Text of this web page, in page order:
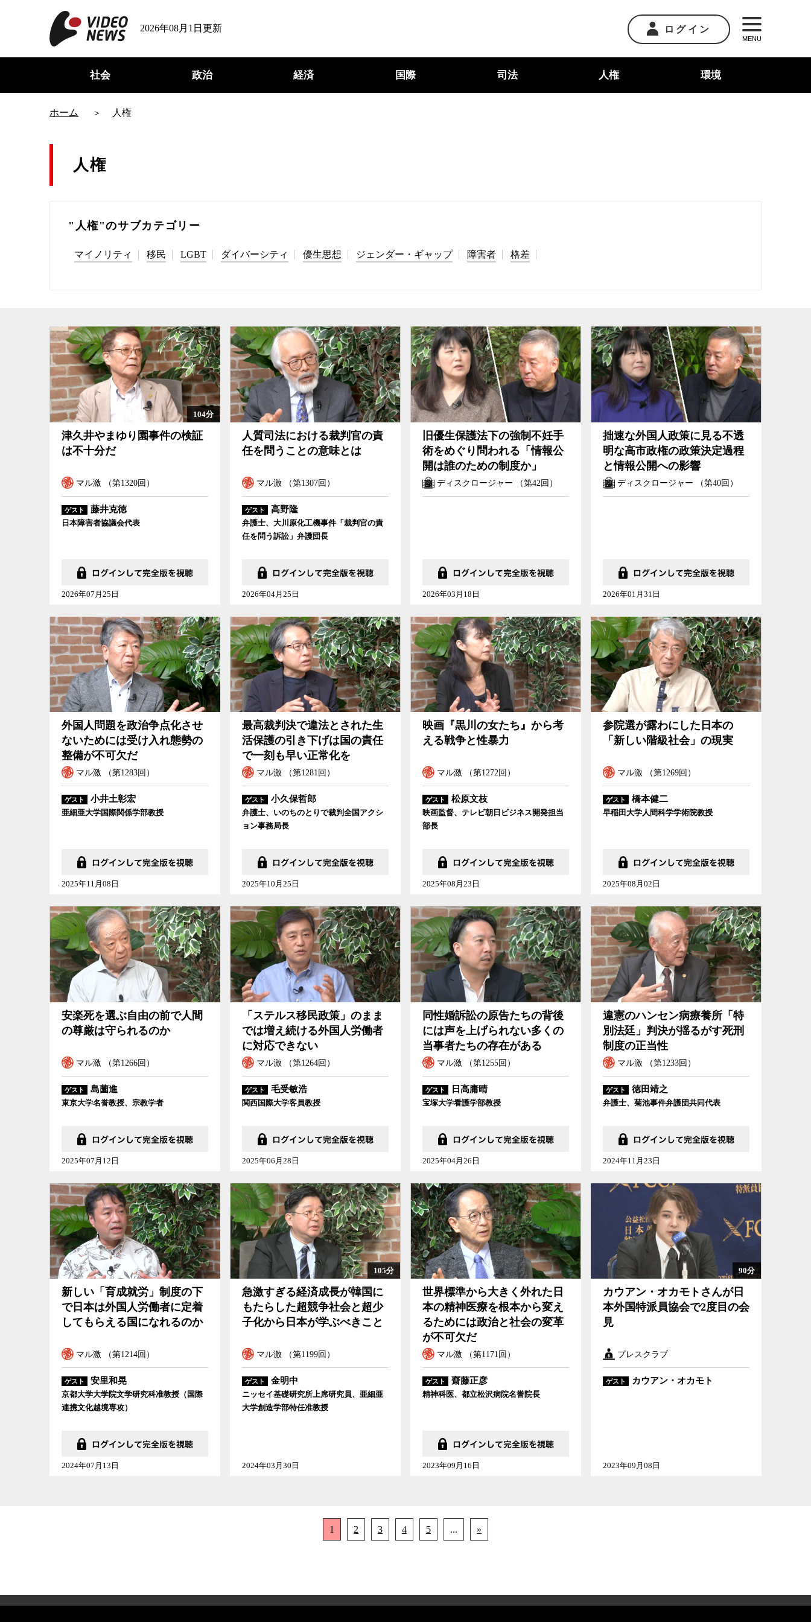
2026年08月1日更新 ログイン
MENU
社会 政治 経済 国際 司法 人権 環境
ホーム 人権
人権
"人権"のサブカテゴリー
マイノリティ 移民 LGBT ダイバーシティ 優生思想 ジェンダー・ギャップ 障害者 格差
104分
津久井やまゆり園事件の検証
は不十分だ
マル激 （第1320回）
ゲスト 藤井克徳
日本障害者協議会代表
2026年07月25日
人質司法における裁判官の責
任を問うことの意味とは
マル激 （第1307回）
ゲスト 高野隆
弁護士、大川原化工機事件「裁判官の責
任を問う訴訟」弁護団長
2026年04月25日
旧優生保護法下の強制不妊手
術をめぐり問われる「情報公
開は誰のための制度か」
ディスクロージャー （第42回）
2026年03月18日
拙速な外国人政策に見る不透
明な高市政権の政策決定過程
と情報公開への影響
ディスクロージャー （第40回）
2026年01月31日
外国人問題を政治争点化させ
ないためには受け入れ態勢の
整備が不可欠だ
マル激 （第1283回）
ゲスト 小井土彰宏
亜細亜大学国際関係学部教授
2025年11月08日
最高裁判決で違法とされた生
活保護の引き下げは国の責任
で一刻も早い正常化を
マル激 （第1281回）
ゲスト 小久保哲郎
弁護士、いのちのとりで裁判全国アクシ
ョン事務局長
2025年10月25日
映画『黒川の女たち』から考
える戦争と性暴力
マル激 （第1272回）
ゲスト 松原文枝
映画監督、テレビ朝日ビジネス開発担当
部長
2025年08月23日
参院選が露わにした日本の
「新しい階級社会」の現実
マル激 （第1269回）
ゲスト 橋本健二
早稲田大学人間科学学術院教授
2025年08月02日
安楽死を選ぶ自由の前で人間
の尊厳は守られるのか
マル激 （第1266回）
ゲスト 島薗進
東京大学名誉教授、宗教学者
2025年07月12日
「ステルス移民政策」のまま
では増え続ける外国人労働者
に対応できない
マル激 （第1264回）
ゲスト 毛受敏浩
関西国際大学客員教授
2025年06月28日
同性婚訴訟の原告たちの背後
には声を上げられない多くの
当事者たちの存在がある
マル激 （第1255回）
ゲスト 日高庸晴
宝塚大学看護学部教授
2025年04月26日
違憲のハンセン病療養所「特
別法廷」判決が揺るがす死刑
制度の正当性
マル激 （第1233回）
ゲスト 徳田靖之
弁護士、菊池事件弁護団共同代表
2024年11月23日
新しい「育成就労」制度の下
で日本は外国人労働者に定着
してもらえる国になれるのか
マル激 （第1214回）
ゲスト 安里和晃
京都大学大学院文学研究科准教授（国際
連携文化越境専攻）
2024年07月13日
105分
急激すぎる経済成長が韓国に
もたらした超競争社会と超少
子化から日本が学ぶべきこと
マル激 （第1199回）
ゲスト 金明中
ニッセイ基礎研究所上席研究員、亜細亜
大学創造学部特任准教授
2024年03月30日
世界標準から大きく外れた日
本の精神医療を根本から変え
るためには政治と社会の変革
が不可欠だ
マル激 （第1171回）
ゲスト 齋藤正彦
精神科医、都立松沢病院名誉院長
2023年09月16日
90分
カウアン・オカモトさんが日
本外国特派員協会で2度目の会
見
プレスクラブ
ゲスト カウアン・オカモト
2023年09月08日
1 2 3 4 5 ... »